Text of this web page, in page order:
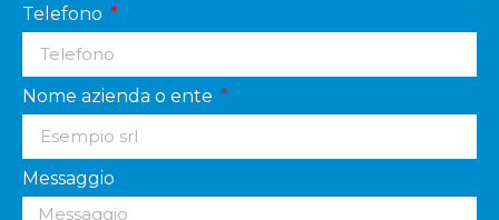
Telefono
Nome azienda o ente
Messaggio